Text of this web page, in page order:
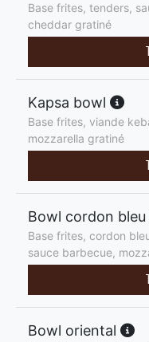
Base frites, tenders,
cheddar gratiné
Kapsa bowl
Base frites, viande
mozzarella gratiné
Bowl cordon bleu
Base frites, cordon
sauce barbecue,
Bowl oriental